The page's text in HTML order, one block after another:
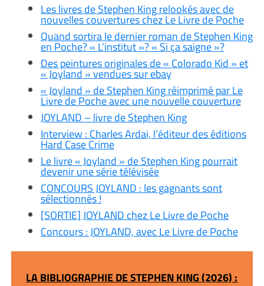
Les livres de Stephen King relookés avec de
nouvelles couvertures chez Le Livre de Poche
Quand sortira le dernier roman de Stephen King
en Poche? « L’institut »? « Si ça saigne »?
Des peintures originales de « Colorado Kid » et
« Joyland » vendues sur ebay
« Joyland » de Stephen King réimprimé par Le
Livre de Poche avec une nouvelle couverture
JOYLAND – livre de Stephen King
Interview : Charles Ardai, l’éditeur des éditions
Hard Case Crime
Le livre « Joyland » de Stephen King pourrait
devenir une série télévisée
CONCOURS JOYLAND : les gagnants sont
sélectionnés !
[SORTIE] JOYLAND chez Le Livre de Poche
Concours : JOYLAND, avec Le Livre de Poche
LA BIBLIOGRAPHIE DE STEPHEN KING (2026) :